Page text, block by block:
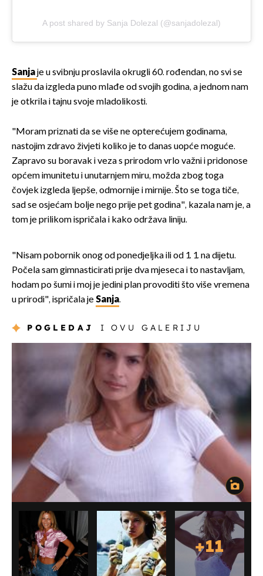
A post shared by Sanja Dolezal (@sanjadolezal)
Sanjaje u svibnju proslavila okrugli 60. rođendan, no svi se
slažu da izgleda puno mlađe od svojih godina, a jednom nam
je otkrila i tajnu svoje mladolikosti.
"Moram priznati da se više ne opterećujem godinama,
nastojim zdravo živjeti koliko je to danas uopće moguće.
Zapravo su boravak i veza s prirodom vrlo važni i pridonose
općem imunitetu i unutarnjem miru, možda zbog toga
čovjek izgleda ljepše, odmornije i mirnije. Što se toga tiče,
sad se osjećam bolje nego prije pet godina", kazala nam je, a
tom je prilikom ispričala i kako održava liniju.
"Nisam pobornik onog od ponedjeljka ili od 1. 1. na dijetu.
Počela sam gimnasticirati prije dva mjeseca i to nastavljam,
hodam po šumi i moj je jedini plan provoditi što više vremena
u prirodi", ispričala jeSanja.
POGLEDAJ I OVU GALERIJU
+11